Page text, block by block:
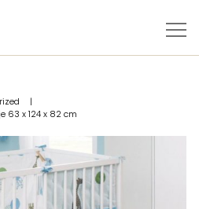
|
63 x 124 x 82 cm